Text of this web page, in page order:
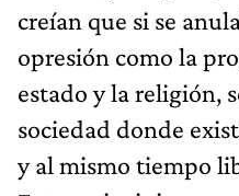
creían que si se
opresión como la
estado y la religión,
sociedad donde
y al mismo tiempo